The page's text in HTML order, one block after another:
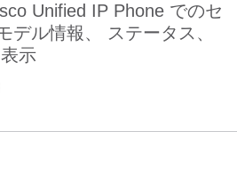
Unified IP Phone でのセ
デル情報、 ステータス、
示